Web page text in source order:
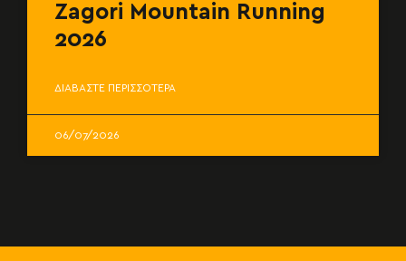
Zagori Mountain Running
2026
ΔΙΑΒΑΣΤΕ ΠΕΡΙΣΣΟΤΕΡΑ
06/07/2026